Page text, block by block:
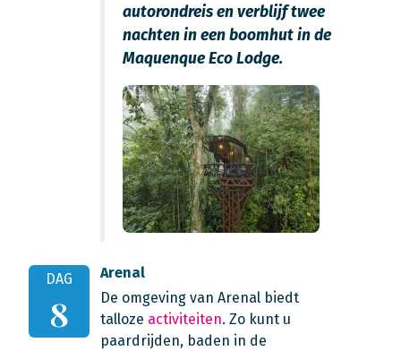
autorondreis en verblijf twee
nachten in een boomhut in de
Maquenque Eco Lodge.
DAG
8
Arenal
De omgeving van Arenal biedt
talloze activiteiten. Zo kunt u
paardrijden, baden in de